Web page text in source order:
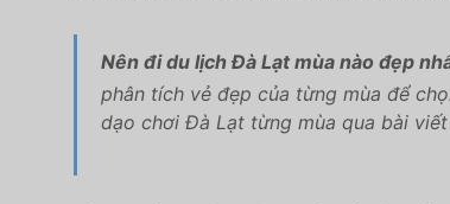
Nên đi du lịch Đà Lạt mùa nào đẹp
phân tích vẻ đẹp của từng mùa để
dạo chơi Đà Lạt từng mùa qua bài